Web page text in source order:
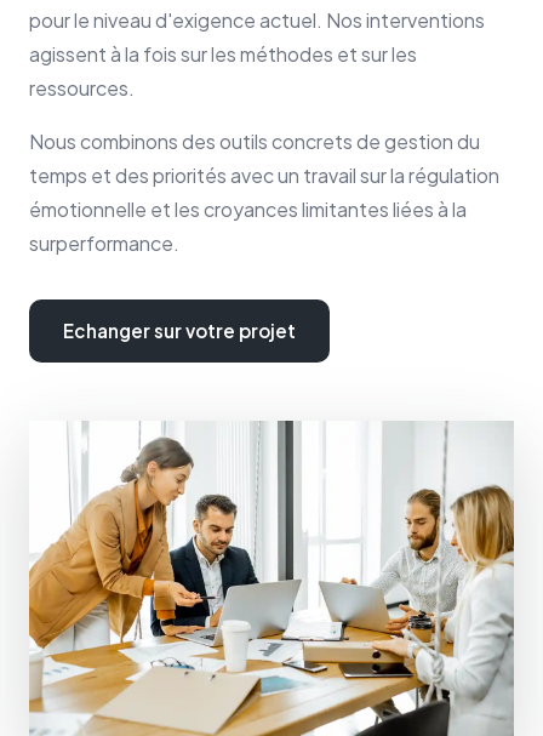
pour le niveau d'exigence actuel. Nos interventions
agissent à la fois sur les méthodes et sur les
ressources.
Nous combinons des outils concrets de gestion du
temps et des priorités avec un travail sur la régulation
émotionnelle et les croyances limitantes liées à la
surperformance.
Echanger sur votre projet